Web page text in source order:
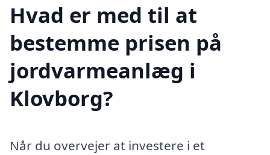
Hvad er med til at
bestemme prisen på
jordvarmeanlæg i
Klovborg?
Når du overvejer at investere i et